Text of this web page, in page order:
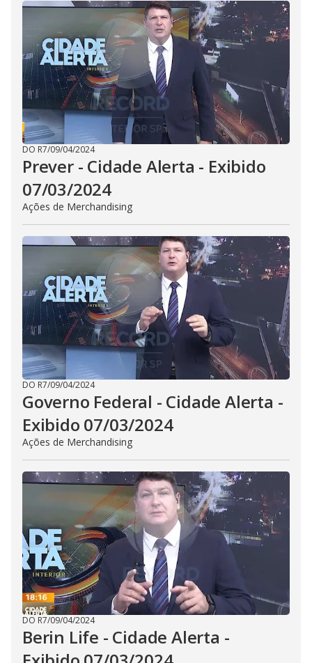
i
d
e
o
DO R7/09/04/2024
Prever - Cidade Alerta - Exibido
07/03/2024
Ações de Merchandising
DO R7/09/04/2024
Governo Federal - Cidade Alerta -
Exibido 07/03/2024
Ações de Merchandising
DO R7/09/04/2024
Berin Life - Cidade Alerta -